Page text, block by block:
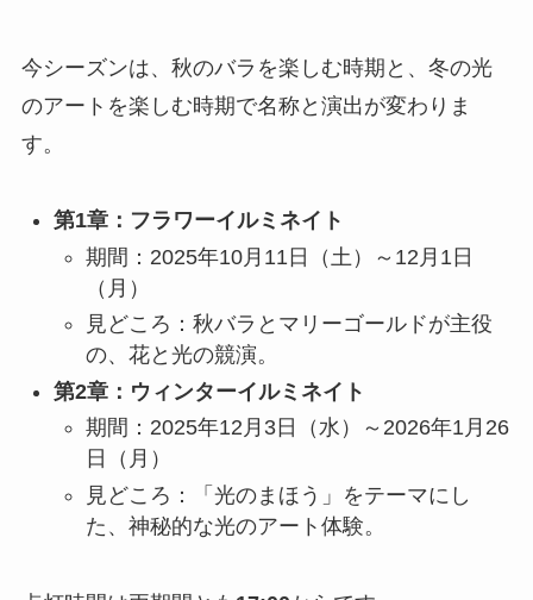
今シーズンは、秋のバラを楽しむ時期と、冬の光
のアートを楽しむ時期で名称と演出が変わりま
す。
第1章：フラワーイルミネイト
期間：2025年10月11日（土）～12月1日
（月）
見どころ：秋バラとマリーゴールドが主役
の、花と光の競演。
第2章：ウィンターイルミネイト
期間：2025年12月3日（水）～2026年1月26
日（月）
見どころ：「光のまほう」をテーマにし
た、神秘的な光のアート体験。